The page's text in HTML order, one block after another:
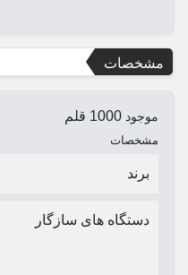
مشخصات
موجود 1000 قلم
مشخصات
برند
دستگاه های سازگار